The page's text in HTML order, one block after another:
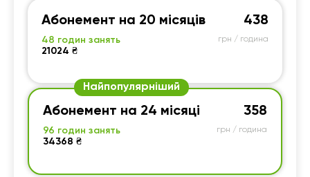
Абонемент на 20 місяців
48 годин занять
21024 ₴
438
грн / година
Найпопулярніший
Абонемент на 24 місяці
96 годин занять
34368 ₴
358
грн / година